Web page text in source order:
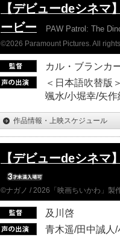
【デビューdeシネマ
ービー
PAW Patrol: The
©2026 Paramount Pictures. All
カル・ブランカ
＜日本語吹替版
颯水/小堀幸/矢作
作品情報・上映スケジュール
【デビューdeシネマ
©ナガノ / 2026「映画ちいかわ」製
及川啓
青木遥/田中誠人